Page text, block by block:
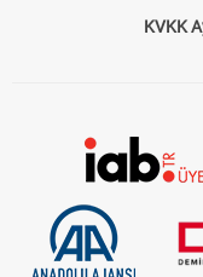
KVKK